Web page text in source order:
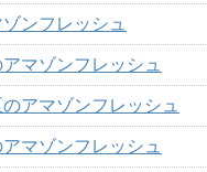
ンフレッシュ
マゾンフレッシュ
アマゾンフレッシュ
マゾンフレッシュ